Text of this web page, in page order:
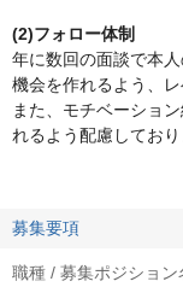
(2)フォロー体制
年に数回の面談で本
機会を作れるよう、
また、モチベーショ
れるよう配慮しており
募集要項
職種 / 募集ポジション